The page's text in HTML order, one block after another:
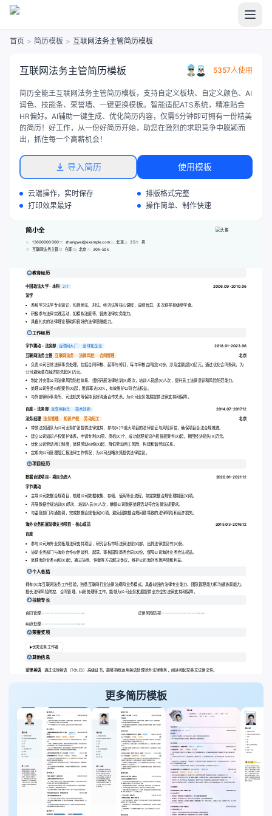
首页 > 简历模板 > 互联网法务主管简历模板
互联网法务主管简历模板 5357人使用
简历全能王互联网法务主管简历模板，支持自定义板块、自定义颜色、AI
润色、技能条、荣誉墙、一键更换模板。智能适配ATS系统，精准贴合
HR偏好。AI辅助一键生成、优化简历内容，仅需5分钟即可拥有一份精美
的简历！好工作，从一份好简历开始，助您在激烈的求职竞争中脱颖而
出，抓住每一个高薪机会！
导入简历 使用模板
云端操作，实时保存
排版格式完整
打印效果最好
操作简单、制作快速
简小全
13800000000 zhangwei@example.com 北京 35
男
互联网法务主管
在职 北京 30k-50k
教育经历
中国政法大学 - 本科 211
2006.09-2010.06
法学
系统学习法学专业知识，包括民法、刑法、经济法等核心课程，成绩优异，多次获得校级奖学金。
积极参与法律实践活动，如模拟法庭等，锻炼法律实务能力。
具备扎实的法律理论基础和良好的法律思维能力。
工作经历
字节跳动 - 法务部 互联网大厂 全球化企业 2018.01-2023.06
互联网法务主管 互联网法务 法律风控 合同管理
北京
负责公司日常法律事务处理，包括合同审核、起草与修订，每年审核合同超[X]份，涉及金额超[X]亿元，通过优化合同条款，为
公司避免潜在经济损失超[X]万元。
制定并完善公司法律风险防控体系，组织开展法律培训[X]场次，培训人员超[X]人次，提升员工法律意识和风险防范能力。
处理公司各类纠纷案件[X]起，胜诉率达[X]%，有效维护公司合法权益。
与外部律师事务所、司法机关等保持良好沟通合作关系，为公司业务发展提供法律支持和保障。
百度 - 法务部 互联网巨头 技术创新 2014.07-2017.12
法务经理 法务管理 知识产权 劳动用工
北京
带领法务团队为公司业务扩张提供法律支持，参与[X]个重大项目的法律论证与风险评估，确保项目合法合规推进。
建立公司知识产权保护体系，申请专利[X]项、商标[X]个，成功处理知识产权侵权案件[X]起，挽回经济损失[X]万元。
优化公司劳动用工制度，处理劳动纠纷[X]起，降低劳动用工风险，构建和谐劳动关系。
定期向公司管理层汇报法律工作情况，为公司战略决策提供法律建议。
项目经历
数据合规项目 - 项目负责人
2020.01-2021.12
字节跳动
主导公司数据合规项目，梳理公司数据收集、存储、使用等全流程，制定数据合规管理制度[X]项。
开展数据合规培训[X]场次，培训人员[X]人次，确保公司数据处理活动符合法律法规要求。
与监管部门沟通协调，完成数据合规备案[X]项，避免因数据合规问题导致的法律风险和经济损失。
海外业务拓展法律支持项目 - 核心成员 2015.03-2016.12
百度
参与公司海外业务拓展法律支持项目，研究目标市场法律法规[X]部，出具法律意见书[X]份。
协助业务部门与海外合作伙伴谈判，起草、审核国际商务合同[X]份，保障公司海外业务合法权益。
处理海外业务纠纷[X]起，通过协商、仲裁等方式解决争议，维护公司海外市场声誉和利益。
个人总结
拥有[X]年互联网法务工作经验，熟悉互联网行业法律法规和业务模式。具备较强的法律专业能力、团队管理能力和沟通协调能力。
擅长法律风险防控、合同管理、纠纷处理等工作，能够为公司业务发展提供全方位的法律支持和保障。
技能专长
合同管理 法律风险防控
纠纷处理
荣誉奖项
优秀法务工作者
其他信息
法律英语: 通过法律英语（TOLES）高级证书，能够熟练运用英语处理涉外法律事务，阅读和起草英文法律文件。
更多简历模板